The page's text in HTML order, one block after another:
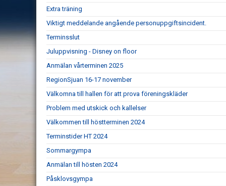
Extra träning
Viktigt meddelande angående personuppgiftsincident.
Terminsslut
Juluppvisning - Disney on floor
Anmälan vårterminen 2025
RegionSjuan 16-17 november
Välkomna till hallen för att prova föreningskläder
Problem med utskick och kallelser
Välkommen till höstterminen 2024
Terminstider HT 2024
Sommargympa
Anmälan till hösten 2024
Påsklovsgympa